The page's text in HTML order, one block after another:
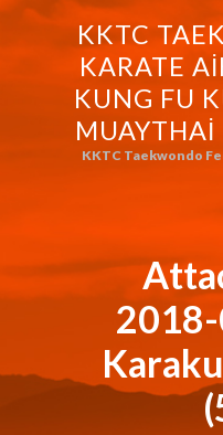
KKTC
KARATE
KUNG FU
MUAYTHAI
KKTC Taekwondo
KKTC
AIKIDO
WUSHU
KKTC Taekwondo
WORLD
MOK-
PHOTO